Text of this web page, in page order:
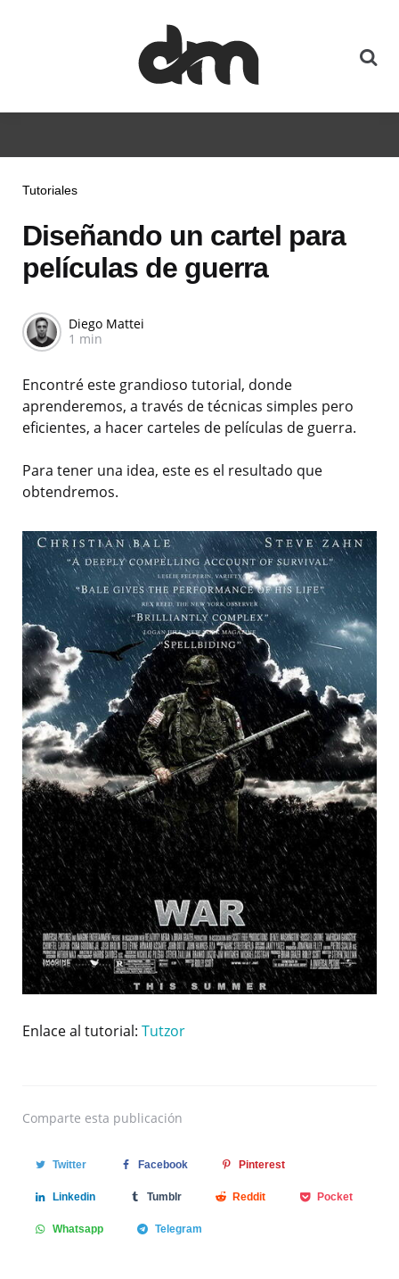
Tutoriales
Diseñando un cartel para
películas de guerra
Diego Mattei
1 min
Encontré este grandioso tutorial, donde
aprenderemos, a través de técnicas simples pero
eficientes, a hacer carteles de películas de guerra.
Para tener una idea, este es el resultado que
obtendremos.
Enlace al tutorial: Tutzor
Comparte esta publicación
Twitter Facebook Pinterest
Linkedin Tumblr Reddit Pocket
Whatsapp Telegram